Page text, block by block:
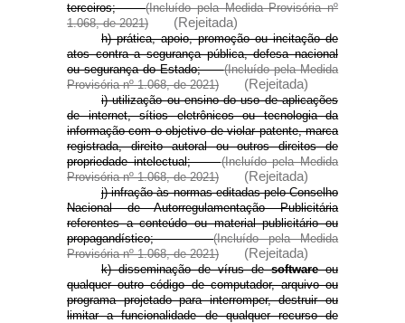
terceiros;(Incluído pela Medida Provisória nº
1.068, de 2021)
(Rejeitada)
h) prática, apoio, promoção ou incitação de
atos contra a segurança pública, defesa nacional
ou segurança do Estado;(Incluído pela Medida
Provisória nº 1.068, de 2021)
(Rejeitada)
i) utilização ou ensino do uso de aplicações
de internet, sítios eletrônicos ou tecnologia da
informação com o objetivo de violar patente, marca
registrada, direito autoral ou outros direitos de
propriedade intelectual;(Incluído pela Medida
Provisória nº 1.068, de 2021)
(Rejeitada)
j) infração às normas editadas pelo Conselho
Nacional de Autorregulamentação Publicitária
referentes a conteúdo ou material publicitário ou
propagandístico;(Incluído pela Medida
Provisória nº 1.068, de 2021)
(Rejeitada)
k) disseminação de vírus desoftwareou
qualquer outro código de computador, arquivo ou
programa projetado para interromper, destruir ou
limitar a funcionalidade de qualquer recurso de